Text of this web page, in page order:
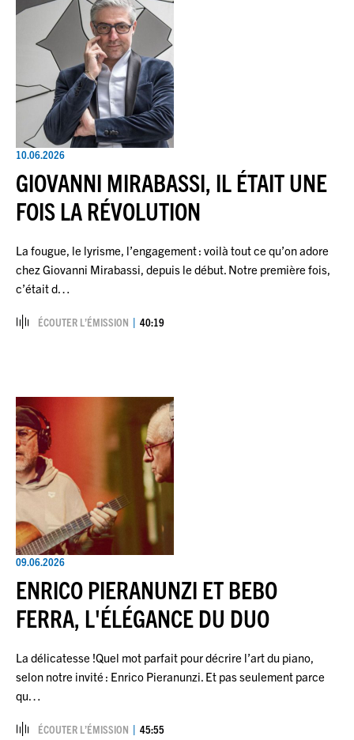
10.06.2026
GIOVANNI MIRABASSI, IL ÉTAIT UNE
FOIS LA RÉVOLUTION
La fougue, le lyrisme, l’engagement : voilà tout ce qu’on adore
chez Giovanni Mirabassi, depuis le début. Notre première fois,
c’était d…
ÉCOUTER L’ÉMISSION 40:19
09.06.2026
ENRICO PIERANUNZI ET BEBO
FERRA, L'ÉLÉGANCE DU DUO
La délicatesse !Quel mot parfait pour décrire l’art du piano,
selon notre invité : Enrico Pieranunzi. Et pas seulement parce
qu…
ÉCOUTER L’ÉMISSION 45:55